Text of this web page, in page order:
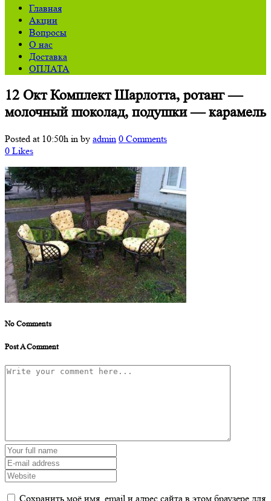
Главная
Акции
Вопросы
О нас
Доставка
ОПЛАТА
12 ОктКомплект Шарлотта, ротанг —
молочный шоколад, подушки — карамель
Posted at 10:50h in by admin 0 Comments
0 Likes
No Comments
Post A Comment
Сохранить моё имя, email и адрес сайта в этом браузере для